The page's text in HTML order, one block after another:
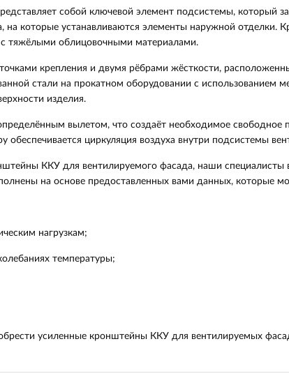
собой ключевой элемент подсистемы, который
которые устанавливаются элементы наружной отделки.
тяжёлыми облицовочными материалами.
крепления и двумя рёбрами жёсткости,
стали на прокатном оборудовании с использованием
изделия.
вылетом, что создаёт необходимое свободное
обеспечивается циркуляция воздуха внутри подсистемы
ККУ для вентилируемого фасада, наши специалисты
на основе предоставленных вами данных, которые
нагрузкам;
температуры;
усиленные кронштейны ККУ для вентилируемых